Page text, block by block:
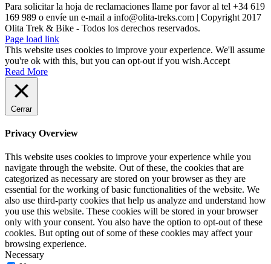
Para solicitar la hoja de reclamaciones llame por favor al tel +34 619
169 989 o envíe un e-mail a info@olita-treks.com | Copyright 2017
Olita Trek & Bike - Todos los derechos reservados.
Page load link
This website uses cookies to improve your experience. We'll assume
you're ok with this, but you can opt-out if you wish.Accept
Read More
Cerrar
Privacy Overview
This website uses cookies to improve your experience while you
navigate through the website. Out of these, the cookies that are
categorized as necessary are stored on your browser as they are
essential for the working of basic functionalities of the website. We
also use third-party cookies that help us analyze and understand how
you use this website. These cookies will be stored in your browser
only with your consent. You also have the option to opt-out of these
cookies. But opting out of some of these cookies may affect your
browsing experience.
Necessary